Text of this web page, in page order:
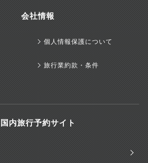
会社情報
個人情報保護について
旅行業約款・条件
国内旅行予約サイト